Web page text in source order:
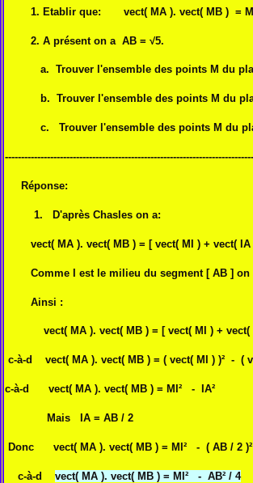
1. Etablir que: vect( MA ). vect( MB ) =
2. A présent on a AB = √5.
a. Trouver l'ensemble des points M du plan
b. Trouver l'ensemble des points M du plan
c. Trouver l'ensemble des points M du plan
Réponse:
1. D'après Chasles on a:
vect( MA ). vect( MB ) = [ vect( MI ) + vect(
Comme I est le milieu du segment [ AB ]
Ainsi :
vect( MA ). vect( MB ) = [ vect( MI ) +
c-à-d vect( MA ). vect( MB ) = ( vect( MI ) )² - (
c-à-d vect( MA ). vect( MB ) = MI² - IA²
Mais IA = AB / 2
Donc vect( MA ). vect( MB ) = MI² - ( AB / 2 )²
c-à-d vect( MA ). vect( MB ) = MI² - AB² / 4